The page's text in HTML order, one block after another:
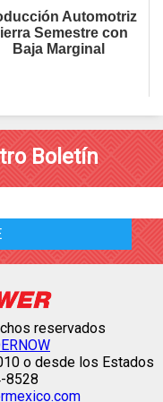
Automotriz
Semestre con
Baja Marginal
Boletín
reservados
o desde los Estados
8528